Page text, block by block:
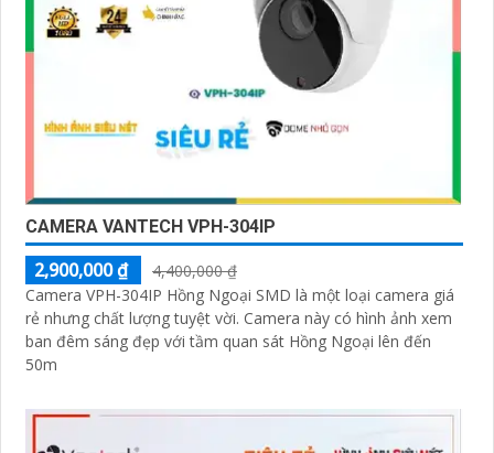
CAMERA VANTECH VPH-304IP
2,900,000 ₫
4,400,000 ₫
Camera VPH-304IP Hồng Ngoại SMD là một loại camera giá
rẻ nhưng chất lượng tuyệt vời. Camera này có hình ảnh xem
ban đêm sáng đẹp với tầm quan sát Hồng Ngoại lên đến
50m